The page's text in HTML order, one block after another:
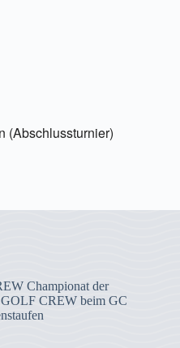
Championat der
CREW beim GC